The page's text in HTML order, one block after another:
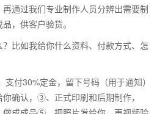
通过我们专业制作人员分辨出需要制
，供客户验货。
比如我给你什么资料、付款方式、怎
付30%定金，留下号码（用于通知）
确认，③、正式印刷和后期制作，